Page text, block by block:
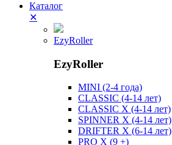
Каталог
✕
EzyRoller
EzyRoller
MINI (2-4 года)
CLASSIC (4-14 лет)
CLASSIC X (4-14 лет)
SPINNER X (4-14 лет)
DRIFTER X (6-14 лет)
PRO X (9 +)